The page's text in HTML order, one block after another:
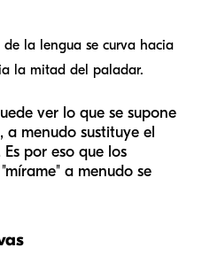
de la lengua se curva hacia
la mitad del paladar.
ver lo que se supone
a menudo sustituye el
por eso que los
a menudo se